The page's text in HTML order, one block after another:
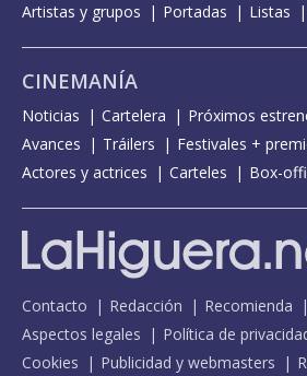
Artistas y grupos
Portadas Listas
CINEMANÍA
Noticias Cartelera Próximos
Avances
Tráilers
Festivales +
Actores y actrices
Carteles Box-
Contacto Redacción Recomienda
Aspectos legales
Política de
Cookies
Publicidad y webmasters